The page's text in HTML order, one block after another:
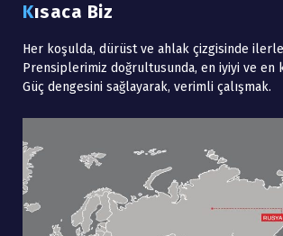
Kısaca Biz
Her koşulda, dürüst ve ahlak çizgisinde
Prensiplerimiz doğrultusunda, en iyiyi ve en
Güç dengesini sağlayarak, verimli çalışmak.